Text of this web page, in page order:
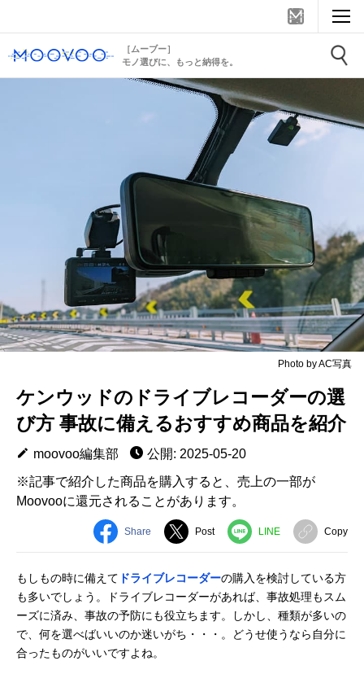
［ムーブー］
モノ選びに、もっと納得を。
Photo by AC写真
ケンウッドのドライブレコーダーの選
び方 事故に備えるおすすめ商品を紹介
moovoo編集部
公開: 2025-05-20
※記事で紹介した商品を購入すると、売上の一部が
Moovooに還元されることがあります。
Share Post LINE Copy
もしもの時に備えて ドライブレコーダーの購入を検討している方
も多いでしょう。ドライブレコーダーがあれば、事故処理もスム
ーズに済み、事故の予防にも役立ちます。しかし、種類が多いの
で、何を選べばいいのか迷いがち・・・。どうせ使うなら自分に
合ったものがいいですよね。